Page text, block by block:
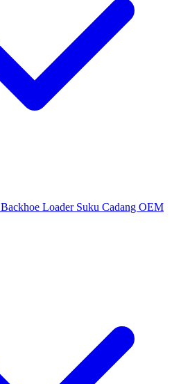
Backhoe Loader Suku Cadang OEM